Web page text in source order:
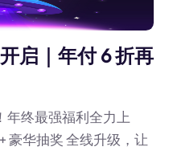
启｜年付 6 折再
年终最强福利全力上
豪华抽奖 全线升级，让